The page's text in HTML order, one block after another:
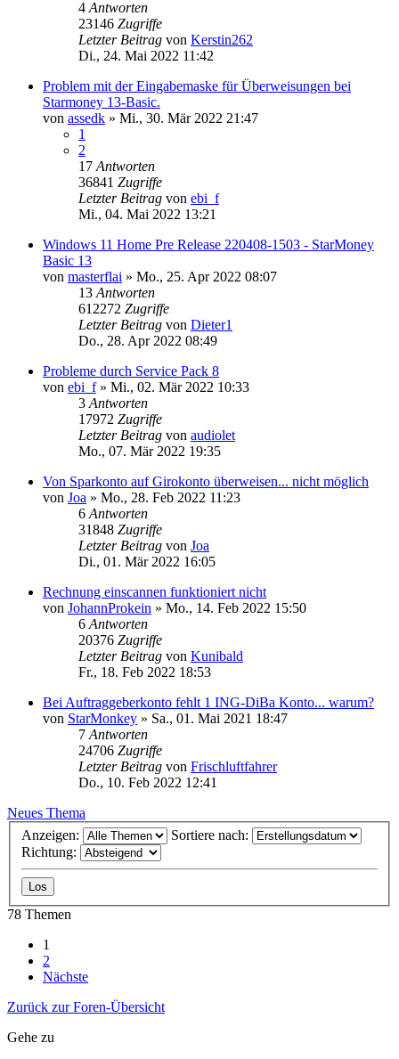
4 Antworten
23146 Zugriffe
Letzter Beitrag von Kerstin262
Di., 24. Mai 2022 11:42
Problem mit der Eingabemaske für Überweisungen bei
Starmoney 13-Basic.
von assedk » Mi., 30. Mär 2022 21:47
1
2
17 Antworten
36841 Zugriffe
Letzter Beitrag von ebi_f
Mi., 04. Mai 2022 13:21
Windows 11 Home Pre Release 220408-1503 - StarMoney
Basic 13
von masterflai » Mo., 25. Apr 2022 08:07
13 Antworten
612272 Zugriffe
Letzter Beitrag von Dieter1
Do., 28. Apr 2022 08:49
Probleme durch Service Pack 8
von ebi_f» Mi., 02. Mär 2022 10:33
3 Antworten
17972 Zugriffe
Letzter Beitrag von audiolet
Mo., 07. Mär 2022 19:35
Von Sparkonto auf Girokonto überweisen... nicht möglich
von Joa » Mo., 28. Feb 2022 11:23
6 Antworten
31848 Zugriffe
Letzter Beitrag von Joa
Di., 01. Mär 2022 16:05
Rechnung einscannen funktioniert nicht
von JohannProkein » Mo., 14. Feb 2022 15:50
6 Antworten
20376 Zugriffe
Letzter Beitrag von Kunibald
Fr., 18. Feb 2022 18:53
Bei Auftraggeberkonto fehlt 1 ING-DiBa Konto... warum?
von StarMonkey » Sa., 01. Mai 2021 18:47
7 Antworten
24706 Zugriffe
Letzter Beitrag von Frischluftfahrer
Do., 10. Feb 2022 12:41
Neues Thema
Anzeigen:
Sortiere nach:
Richtung:
78 Themen
1
2
Nächste
Zurück zur Foren-Übersicht
Gehe zu